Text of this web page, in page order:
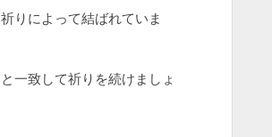
りによって結ばれていま
一致して祈りを続けましょ